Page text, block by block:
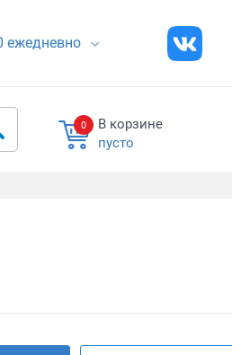
ежедневно
0
В корзине
пусто